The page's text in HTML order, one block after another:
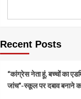
Recent Posts
“कांग्रेस नेता हूं, बच्चों का
जांच”-स्कूल पर दबाव बनाने